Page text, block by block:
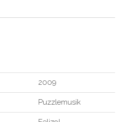
2009
Puzzlemusik